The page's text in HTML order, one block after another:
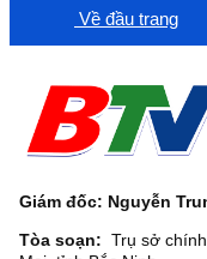
Về đầu trang
Giám đốc: Nguyễn
Tòa soạn: Trụ sở